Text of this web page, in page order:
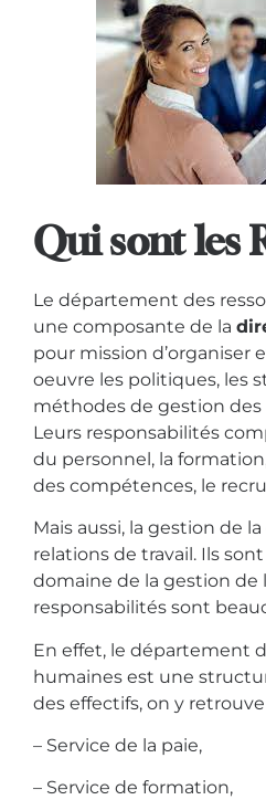
Qui sont les
Le département des
une composante de la
pour mission d’organiser
oeuvre les politiques, les
méthodes de gestion des
Leurs responsabilités
du personnel, la
des compétences, le
Mais aussi, la gestion de
relations de travail. Ils
domaine de la gestion de
responsabilités sont
En effet, le département
humaines est une
des effectifs, on y retrouve
– Service de la paie,
– Service de formation,